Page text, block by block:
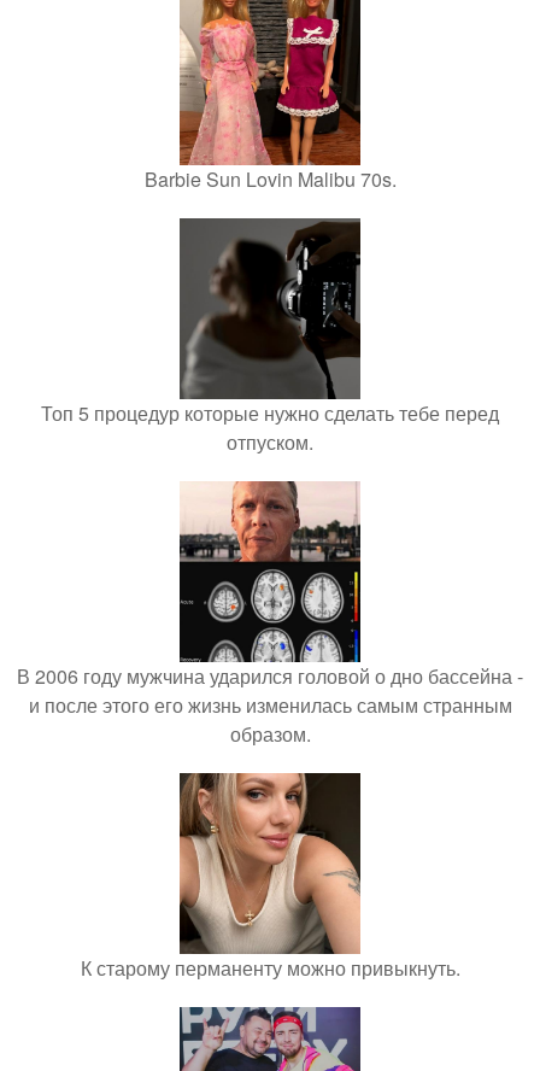
Barbie Sun Lovin Malibu 70s.
Топ 5 процедур которые нужно сделать тебе перед
отпуском.
В 2006 году мужчина ударился головой о дно бассейна -
и после этого его жизнь изменилась самым странным
образом.
К старому перманенту можно привыкнуть.